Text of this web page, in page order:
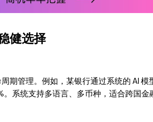
健选择
期管理。例如，某银行通过系统的 AI 模
系统支持多语言、多币种，适合跨国金